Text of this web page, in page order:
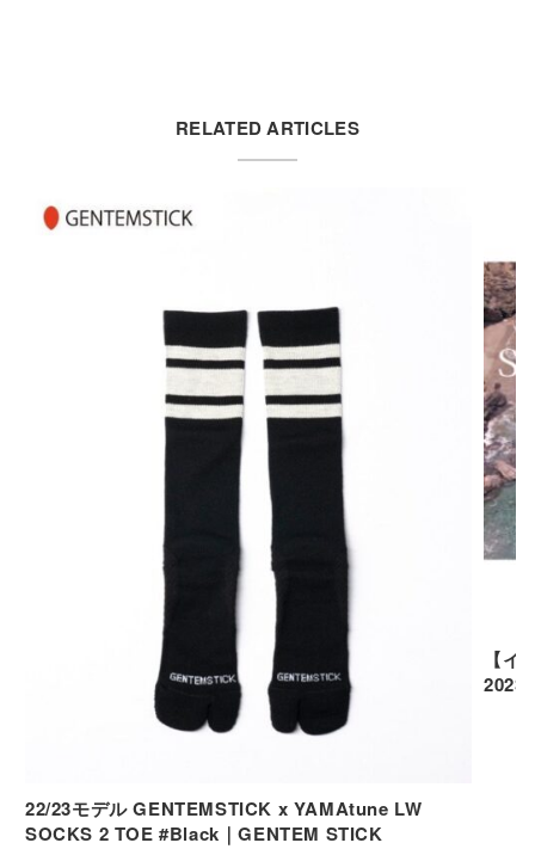
RELATED ARTICLES
22/23モデル GENTEMSTICK x YAMAtune LW
SOCKS 2 TOE #Black｜GENTEM STICK
【